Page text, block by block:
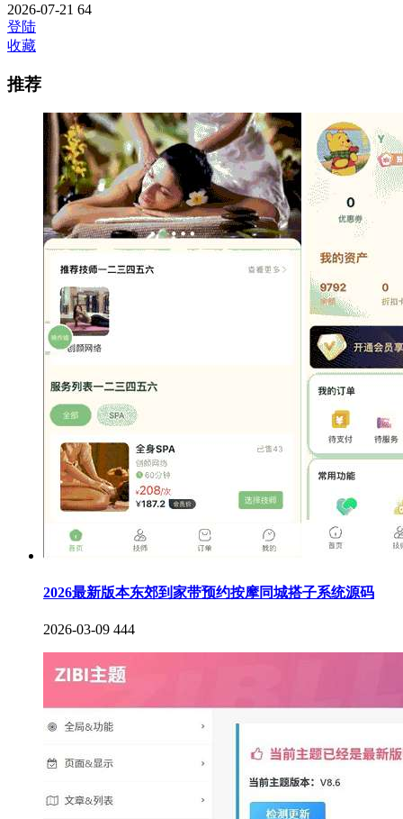
2026-07-21 64
登陆
收藏
推荐
2026最新版本东郊到家带预约按摩同城搭子系统源码
2026-03-09 444